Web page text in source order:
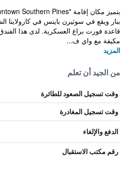
مكيفة مع واي ف...
المزيد
من الجيد أن تعلم
وقت تسجيل الصعود للطائرة
وقت تسجيل المغادرة
الدفع والإلغاء
رقم مكتب الاستقبال